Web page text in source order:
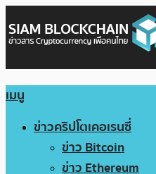
เมนู
ข่าวคริปโตเคอเรนซี่
ข่าว Bitcoin
ข่าว Ethereum